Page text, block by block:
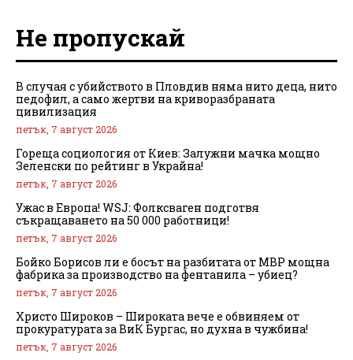
Не пропускай
В случая с убийството в Пловдив няма нито деца, нито
педофил, а само жертви на криворазбраната
цивилизация
петък, 7 август 2026
Гореща социология от Киев: Залужни мачка мощно
Зеленски по рейтинг в Украйна!
петък, 7 август 2026
Ужас в Европа! WSJ: Фолксваген подготвя
съкращаването на 50 000 работници!
петък, 7 август 2026
Бойко Борисов ли е босът на разбитата от МВР мощна
фабрика за производство на фентанила – убиец?
петък, 7 август 2026
Христо Широков – Широката вече е обвиняем от
прокуратурата за ВиК Бургас, но духна в чужбина!
петък, 7 август 2026